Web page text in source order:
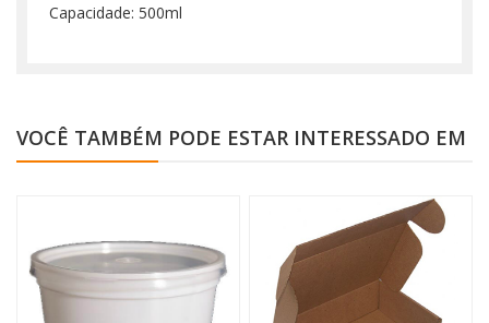
Capacidade: 500ml
VOCÊ TAMBÉM PODE ESTAR INTERESSADO EM